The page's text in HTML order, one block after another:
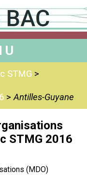
STMG >
>Antilles-Guyane
STMG 2016
(MDO)